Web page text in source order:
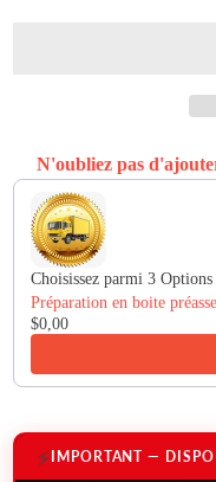
N'oubliez pas
Use the Previous and
Choisissez parmi 3
$0,00
⚡ IMPORTANT —